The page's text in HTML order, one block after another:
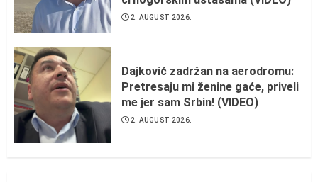
2. AUGUST 2026.
Dajković zadržan na aerodromu:
Pretresaju mi ženine gaće, priveli
me jer sam Srbin! (VIDEO)
2. AUGUST 2026.